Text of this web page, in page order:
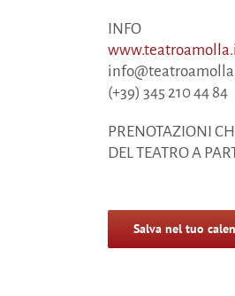
INFO
(+39) 345 210 44 84
PRENOTAZIONI
DEL TEATRO A
Salva nel tuo